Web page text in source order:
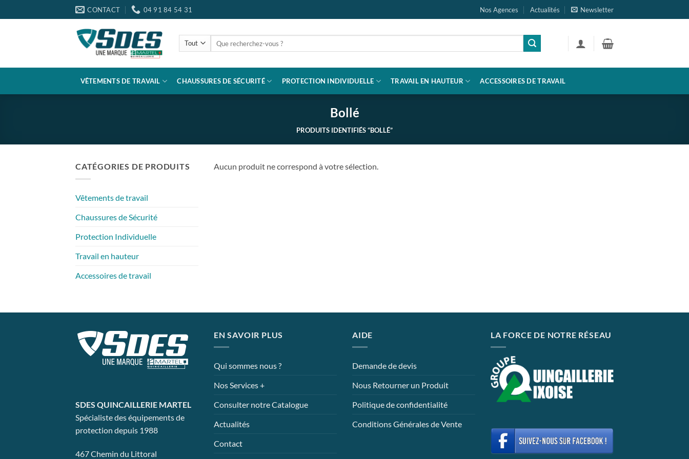
au
CONTACT 04 91 84 54 31 Nos Agences Actualités Newsletter
pour :
VÊTEMENTS DE TRAVAIL CHAUSSURES DE SÉCURITÉ PROTECTION INDIVIDUELLE TRAVAIL EN HAUTEUR ACCESSOIRES DE TRAVAIL
Bollé
PRODUITS IDENTIFIÉS “BOLLÉ”
CATÉGORIES DE PRODUITS
Vêtements de travail
Chaussures de Sécurité
Protection Individuelle
Travail en hauteur
Accessoires de travail
Aucun produit ne correspond à votre sélection.
SDES QUINCAILLERIE MARTEL
Spécialiste des équipements de
protection depuis 1988
467 Chemin du Littoral
EN SAVOIR PLUS
Qui sommes nous ?
Nos Services +
Consulter notre Catalogue
Actualités
Contact
AIDE
Demande de devis
Nous Retourner un Produit
Politique de confidentialité
Conditions Générales de Vente
LA FORCE DE NOTRE RÉSEAU